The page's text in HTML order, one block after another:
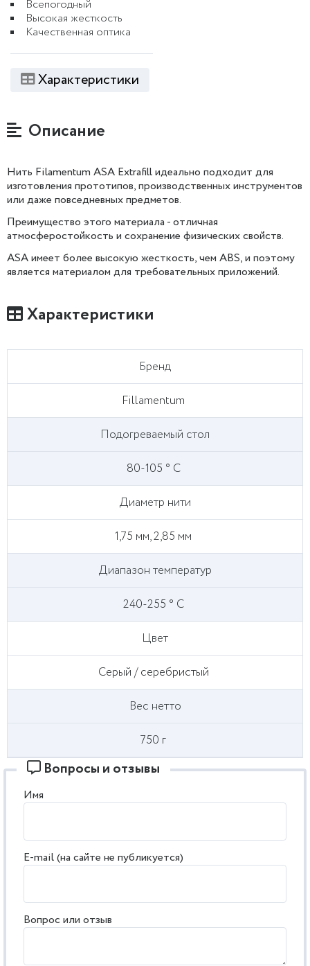
Всепогодный
Высокая жесткость
Качественная оптика
Характеристики
Описание
Нить Filamentum ASA Extrafill идеально подходит для
изготовления прототипов, производственных инструментов
или даже повседневных предметов.
Преимущество этого материала - отличная
атмосферостойкость и сохранение физических свойств.
ASA имеет более высокую жесткость, чем ABS, и поэтому
является материалом для требовательных приложений.
Характеристики
Бренд
Fillamentum
Подогреваемый стол
80-105 ° С
Диаметр нити
1,75 мм, 2,85 мм
Диапазон температур
240-255 ° С
Цвет
Серый / серебристый
Вес нетто
750 г
Вопросы и отзывы
Имя
E-mail (на сайте не публикуется)
Вопрос или отзыв